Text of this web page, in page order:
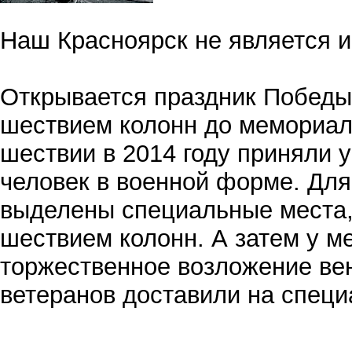
Наш Красноярск не является
Открывается праздник
шествием колонн до
шествии в 2014 году приняли
человек в военной форме.
выделены специальные
шествием колонн. А затем у
торжественное возложение
ветеранов доставили на